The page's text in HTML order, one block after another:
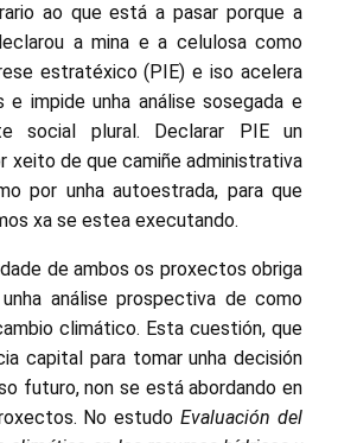
ao que está a pasar porque a
a mina e a celulosa como
estratéxico (PIE) e iso acelera
e impide unha análise sosegada e
social plural. Declarar PIE un
xeito de que camiñe administrativa
por unha autoestrada, para que
xa se estea executando.
de ambos os proxectos obriga
análise prospectiva de como
climático. Esta cuestión, que
capital para tomar unha decisión
futuro, non se está abordando en
No estudoEvaluación del